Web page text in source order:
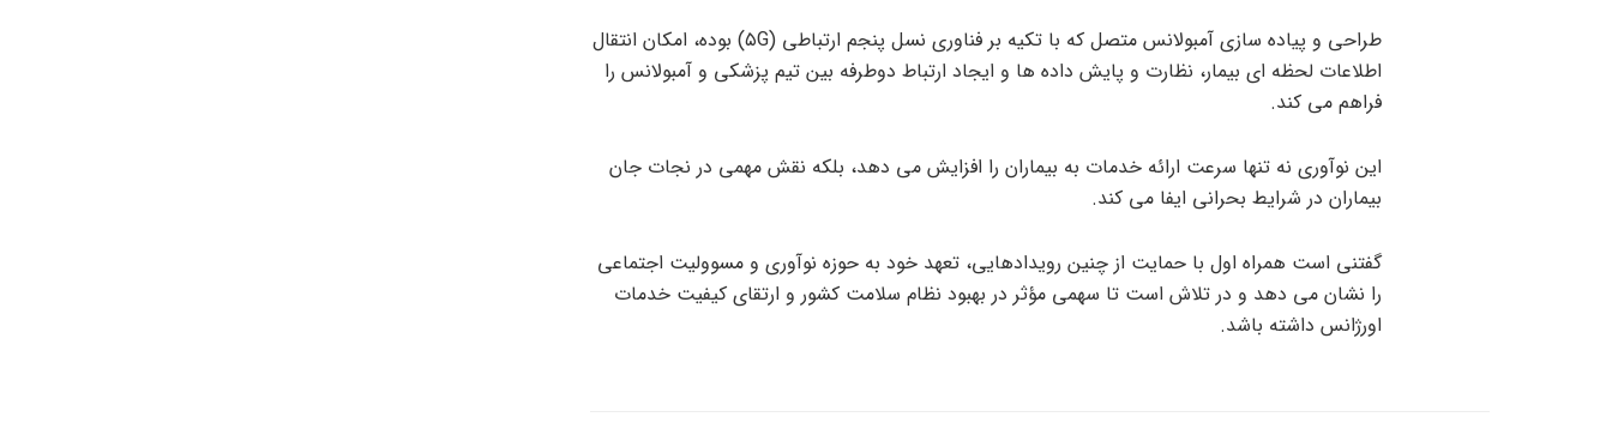
طراحی و پیاده سازی آمبولانس متصل که با تکیه بر فناوری نسل پنجم ارتباطی (۵G) بوده، امکان انتقال
اطلاعات لحظه ای بیمار، نظارت و پایش داده ها و ایجاد ارتباط دوطرفه بین تیم پزشکی و آمبولانس را
فراهم می کند.
این نوآوری نه تنها سرعت ارائه خدمات به بیماران را افزایش می دهد، بلکه نقش مهمی در نجات جان
بیماران در شرایط بحرانی ایفا می کند.
گفتنی است همراه اول با حمایت از چنین رویدادهایی، تعهد خود به حوزه نوآوری و مسوولیت اجتماعی
را نشان می دهد و در تلاش است تا سهمی مؤثر در بهبود نظام سلامت کشور و ارتقای کیفیت خدمات
اورژانس داشته باشد.